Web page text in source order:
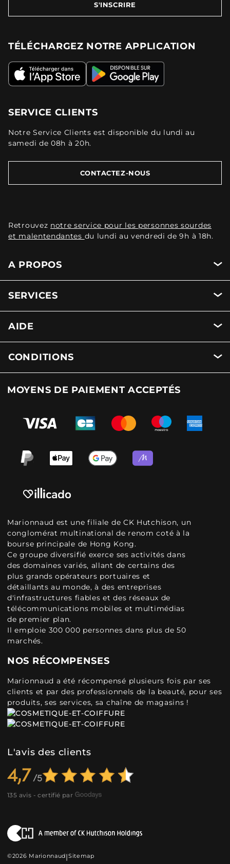
S'INSCRIRE
TÉLÉCHARGEZ NOTRE APPLICATION
SERVICE CLIENTS
Notre Service Clients est disponible du lundi au
samedi de 08h à 20h.
CONTACTEZ-NOUS
Retrouvez notre service pour les personnes sourdes
et malentendantes du lundi au vendredi de 9h à 18h.
A PROPOS
SERVICES
AIDE
CONDITIONS
MOYENS DE PAIEMENT ACCEPTÉS
Marionnaud est une filiale de CK Hutchison, un
conglomérat multinational de renom coté à la
bourse principale de Hong Kong.
Ce groupe diversifié exerce ses activités dans
des domaines variés, allant de certains des
plus grands opérateurs portuaires et
détaillants au monde, à des entreprises
d'infrastructures fiables et des réseaux de
télécommunications mobiles et multimédias
de premier plan.
Il emploie 300 000 personnes dans plus de 50
marchés.
NOS RÉCOMPENSES
Marionnaud a été récompensé plusieurs fois par ses
clients et par des professionnels de la beauté, pour ses
produits, ses services, sa chaîne de magasins !
L'avis des clients
4,7
135 avis - certifié par
©2026 Marionnaud|Sitemap